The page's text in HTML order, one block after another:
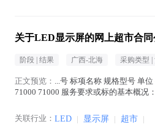
关于LED显示屏的网上超市合同
阶段 | 结果 广西-北海 采购类型 |
正文预览： ...号 标项名称 规格型号 单
71000 71000 服务要求或标的基本概况
关联行业： LED | 显示屏 | 超市 |